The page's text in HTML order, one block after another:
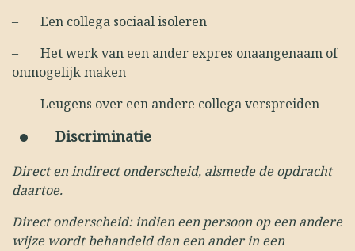
–
Een collega sociaal isoleren
–
Het werk van een ander expres onaangenaam of
onmogelijk maken
–
Leugens over een andere collega verspreiden
Discriminatie
Direct en indirect onderscheid, alsmede de opdracht
daartoe.
Direct onderscheid: indien een persoon op een andere
wijze wordt behandeld dan een ander in een